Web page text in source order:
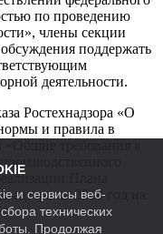
по проведению
члены секции
поддержать
деятельности.
Ростехнадзора «О
и правила в
Плана
на 2018 год на
и сервисы веб-
технических
Продолжая